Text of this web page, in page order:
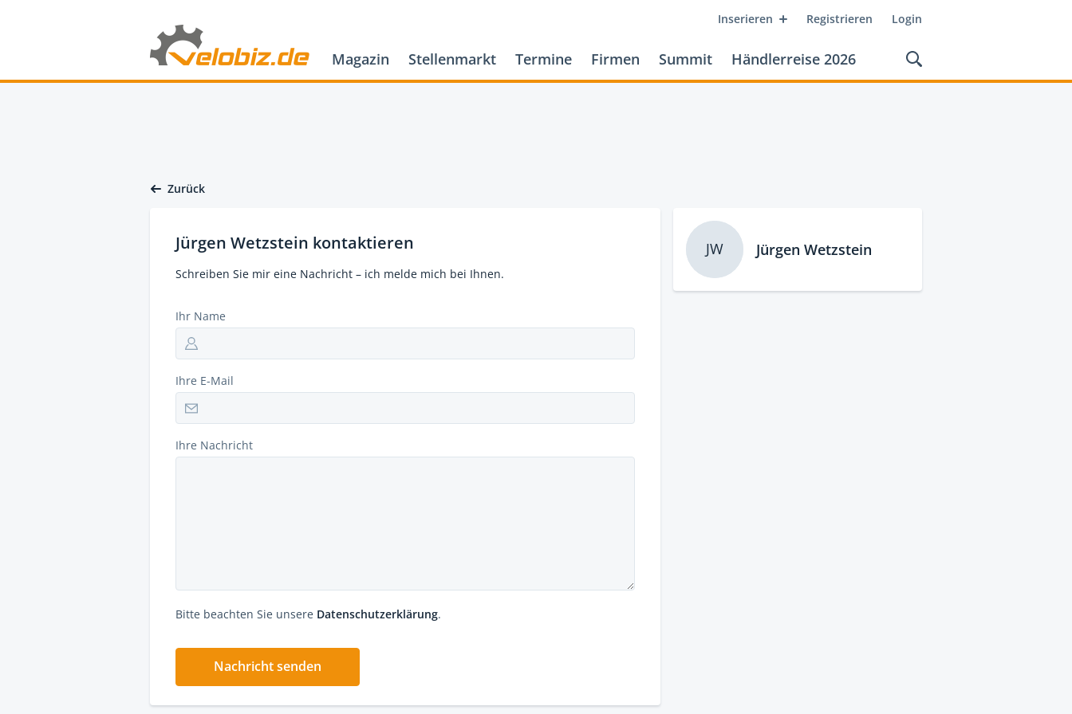
Inserieren Registrieren Login
Magazin Stellenmarkt Termine Firmen Summit Händlerreise 2026
Zurück
Jürgen Wetzstein kontaktieren
Schreiben Sie mir eine Nachricht – ich melde mich bei Ihnen.
Ihr Name
Ihre E-Mail
Ihre Nachricht
Bitte beachten Sie unsere Datenschutzerklärung.
Nachricht senden
JW Jürgen Wetzstein